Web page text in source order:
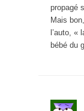
propagé
Mais
l’auto, «
bébé du